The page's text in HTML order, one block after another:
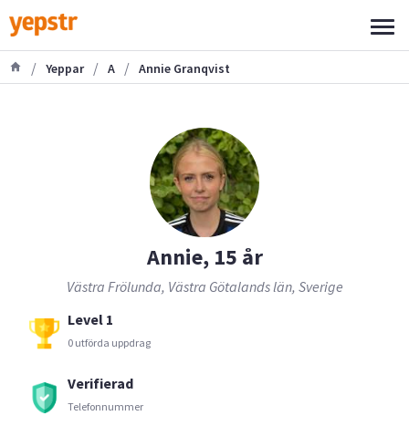
/ Yeppar / A / Annie Granqvist
Annie, 15 år
Västra Frölunda, Västra Götalands län, Sverige
Level 1
0 utförda uppdrag
Verifierad
Telefonnummer